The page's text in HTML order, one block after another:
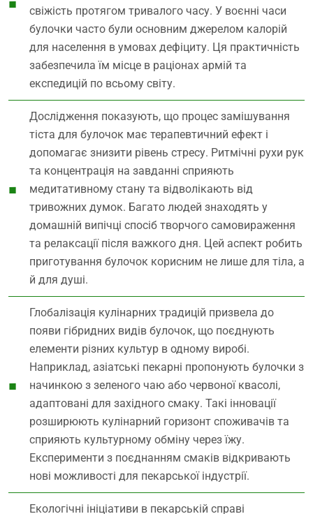
свіжість протягом тривалого часу. У воєнні часи
булочки часто були основним джерелом калорій
для населення в умовах дефіциту. Ця практичність
забезпечила їм місце в раціонах армій та
експедицій по всьому світу.
Дослідження показують, що процес замішування
тіста для булочок має терапевтичний ефект і
допомагає знизити рівень стресу. Ритмічні рухи рук
та концентрація на завданні сприяють
медитативному стану та відволікають від
тривожних думок. Багато людей знаходять у
домашній випічці спосіб творчого самовираження
та релаксації після важкого дня. Цей аспект робить
приготування булочок корисним не лише для тіла, а
й для душі.
Глобалізація кулінарних традицій призвела до
появи гібридних видів булочок, що поєднують
елементи різних культур в одному виробі.
Наприклад, азіатські пекарні пропонують булочки з
начинкою з зеленого чаю або червоної квасолі,
адаптовані для західного смаку. Такі інновації
розширюють кулінарний горизонт споживачів та
сприяють культурному обміну через їжу.
Експерименти з поєднанням смаків відкривають
нові можливості для пекарської індустрії.
Екологічні ініціативи в пекарській справі